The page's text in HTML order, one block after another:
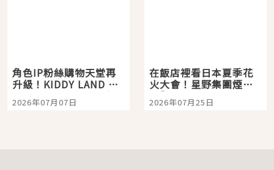
角色IP粉絲購物天堂再
升級！KIDDY LAND 原
宿店吉伊卡哇迎客，新
開幕 OMOKADO 店3分
2026年07月07日
在飯店裡看日本夏季花
火大會！星野集團煙火
景觀飯店6選，讓你不用
人擠人悠閒欣賞
2026年07月25日